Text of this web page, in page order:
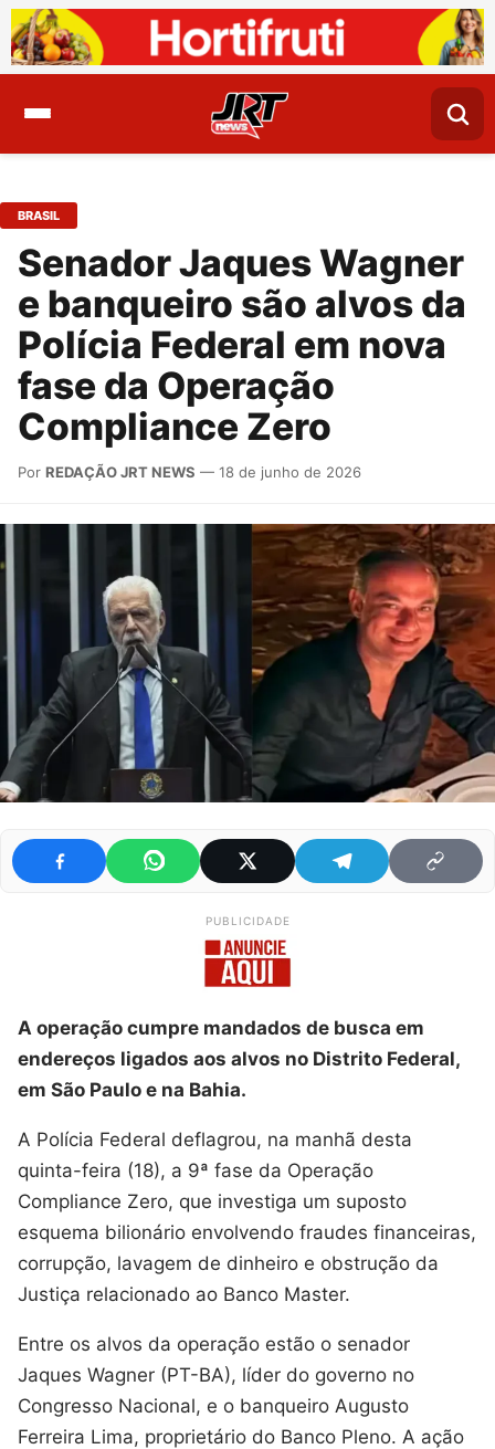
BRASIL
Senador Jaques Wagner
e banqueiro são alvos da
Polícia Federal em nova
fase da Operação
Compliance Zero
Por REDAÇÃO JRT NEWS — 18 de junho de 2026
PUBLICIDADE
A operação cumpre mandados de busca em
endereços ligados aos alvos no Distrito Federal,
em São Paulo e na Bahia.
A Polícia Federal deflagrou, na manhã desta
quinta-feira (18), a 9ª fase da Operação
Compliance Zero, que investiga um suposto
esquema bilionário envolvendo fraudes financeiras,
corrupção, lavagem de dinheiro e obstrução da
Justiça relacionado ao Banco Master.
Entre os alvos da operação estão o senador
Jaques Wagner (PT-BA), líder do governo no
Congresso Nacional, e o banqueiro Augusto
Ferreira Lima, proprietário do Banco Pleno. A ação